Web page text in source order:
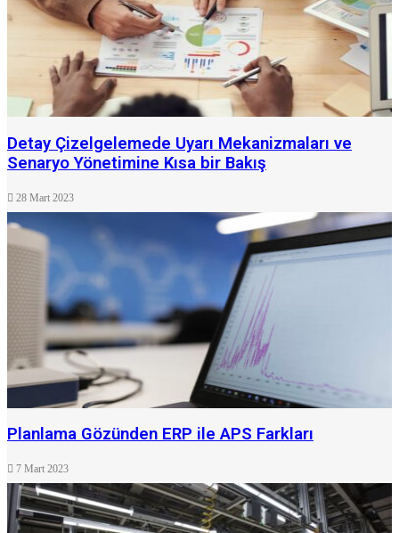
Detay Çizelgelemede Uyarı Mekanizmaları ve
Senaryo Yönetimine Kısa bir Bakış
28 Mart 2023
Planlama Gözünden ERP ile APS Farkları
7 Mart 2023